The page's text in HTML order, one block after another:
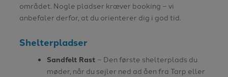
området. Nogle pladser kræver booking – vi
anbefaler derfor, at du orienterer dig i god tid.
Shelterpladser
Sandfelt Rast – Den første shelterplads du
møder, når du sejler ned ad åen fra Tarp eller